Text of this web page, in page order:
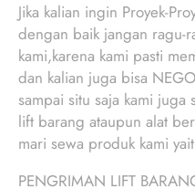
Jika kalian ingin Proyek-
dengan baik jangan ragu-
kami,karena kami pasti
dan kalian juga bisa
sampai situ saja kami
lift barang ataupun alat
mari sewa produk kami
PENGRIMAN LIFT